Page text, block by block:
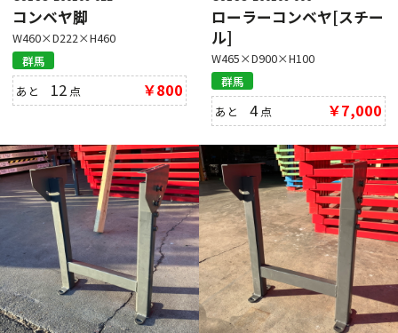
コンベヤ脚
W460×D222×H460
群馬
あと 12 点 ￥800
ローラーコンベヤ[スチー
ル]
W465×D900×H100
群馬
あと4点 ￥7,000